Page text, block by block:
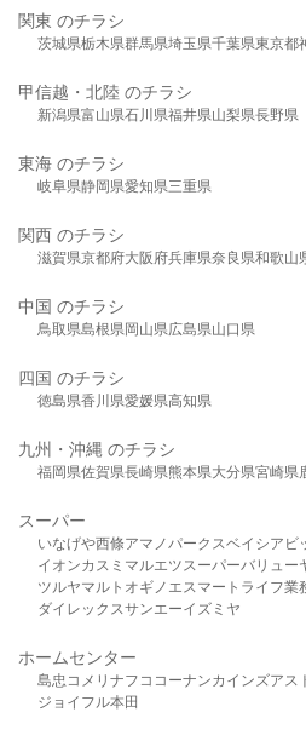
関東 のチラシ
茨城県栃木県群馬県埼玉県千葉県東京都
甲信越・北陸 のチラシ
新潟県富山県石川県福井県山梨県長野県
東海 のチラシ
岐阜県静岡県愛知県三重県
関西 のチラシ
滋賀県京都府大阪府兵庫県奈良県和歌山
中国 のチラシ
鳥取県島根県岡山県広島県山口県
四国 のチラシ
徳島県香川県愛媛県高知県
九州・沖縄 のチラシ
福岡県佐賀県長崎県熊本県大分県宮崎県
スーパー
いなげや西條アマノパークスベイシア ビ
イオンカスミ マルエツスーパーバリュー
ツルヤマルト オギノ エスマート ライフ業
ダイレックスサンエーイズミヤ
ホームセンター
島忠 コメリ ナフコ コーナンカインズアス
ジョイフル本田